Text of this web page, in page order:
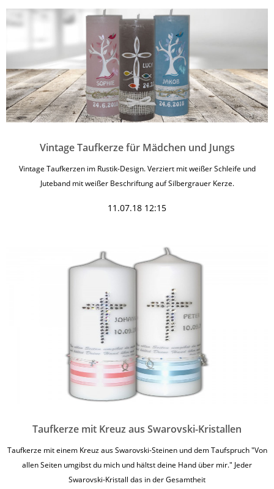
Vintage Taufkerze für Mädchen und Jungs
Vintage Taufkerzen im Rustik-Design. Verziert mit weißer Schleife und
Juteband mit weißer Beschriftung auf Silbergrauer Kerze.
11.07.18 12:15
Taufkerze mit Kreuz aus Swarovski-Kristallen
Taufkerze mit einem Kreuz aus Swarovski-Steinen und dem Taufspruch "Von
allen Seiten umgibst du mich und hältst deine Hand über mir." Jeder
Swarovski-Kristall das in der Gesamtheit